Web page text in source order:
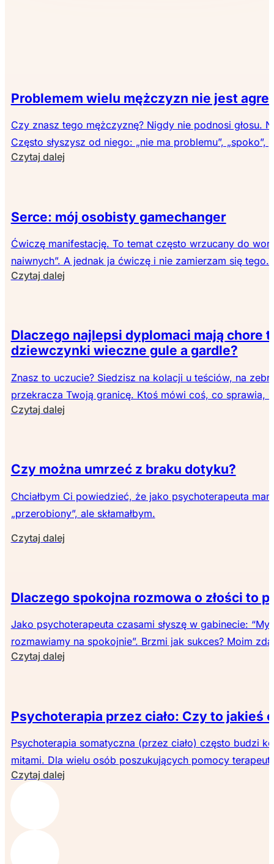
Problemem wielu mężczyzn nie jest
Czy znasz tego mężczyznę? Nigdy nie podnosi głosu.
Często słyszysz od niego: „nie ma problemu”, „spoko”,
Czytaj dalej
Serce: mój osobisty gamechanger
Ćwiczę manifestację. To temat często wrzucany do
naiwnych”. A jednak ja ćwiczę i nie zamierzam się
Czytaj dalej
Dlaczego najlepsi dyplomaci mają chore
dziewczynki wieczne gule a gardle?
Znasz to uczucie? Siedzisz na kolacji u teściów, na
przekracza Twoją granicę. Ktoś mówi coś, co sprawia,
Czytaj dalej
Czy można umrzeć z braku dotyku?
Chciałbym Ci powiedzieć, że jako psychoterapeuta
„przerobiony”, ale skłamałbym.
Czytaj dalej
Dlaczego spokojna rozmowa o złości to
Jako psychoterapeuta czasami słyszę w gabinecie:
rozmawiamy na spokojnie”. Brzmi jak sukces? Moim
Czytaj dalej
Psychoterapia przez ciało: Czy to jakieś
Psychoterapia somatyczna (przez ciało) często budzi
mitami. Dla wielu osób poszukujących pomocy
Czytaj dalej